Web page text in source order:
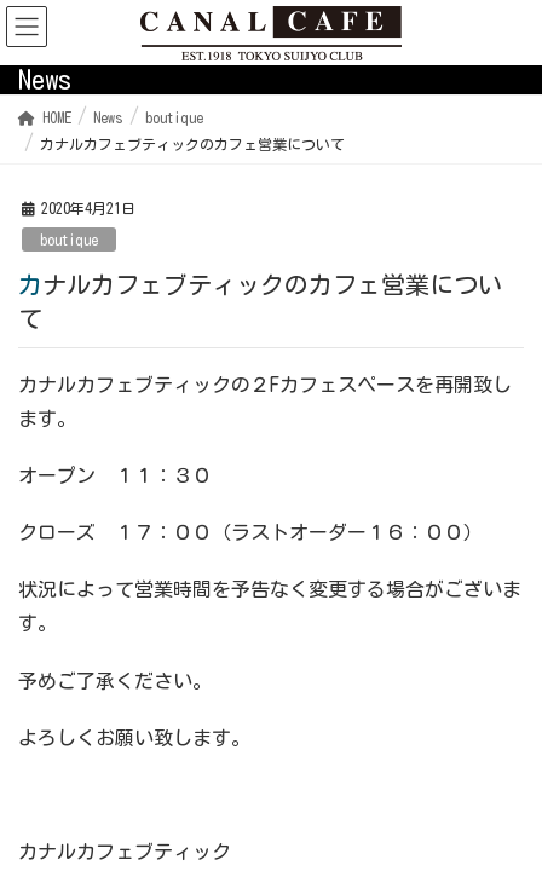
News
HOME News
boutique
カナルカフェブティックのカフェ営業について
2020年4月21日
boutique
カナルカフェブティックのカフェ営業につい
て
カナルカフェブティックの２Fカフェスペースを再開致し
ます。
オープン １１：３０
クローズ １７：００（ラストオーダー１６：００）
状況によって営業時間を予告なく変更する場合がございま
す。
予めご了承ください。
よろしくお願い致します。
カナルカフェブティック